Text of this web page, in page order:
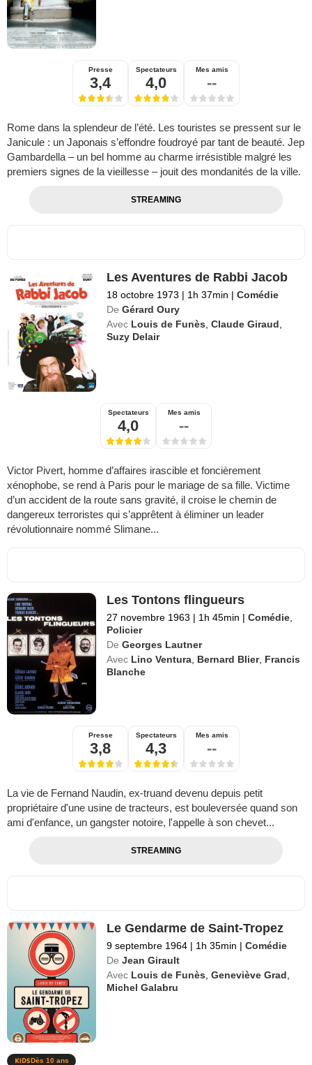
Presse
3,4
Spectateurs
4,0
Mes amis
--
Rome dans la splendeur de l’été. Les touristes se pressent sur le
Janicule : un Japonais s’effondre foudroyé par tant de beauté. Jep
Gambardella – un bel homme au charme irrésistible malgré les
premiers signes de la vieillesse – jouit des mondanités de la ville.
STREAMING
Les Aventures de Rabbi Jacob
18 octobre 1973 | 1h 37min | Comédie
De Gérard Oury
Avec Louis de Funès ,Claude Giraud
Suzy Delair
Spectateurs
4,0
Mes amis
--
Victor Pivert, homme d’affaires irascible et foncièrement
xénophobe, se rend à Paris pour le mariage de sa fille. Victime
d’un accident de la route sans gravité, il croise le chemin de
dangereux terroristes qui s’apprêtent à éliminer un leader
révolutionnaire nommé Slimane...
Les Tontons flingueurs
27 novembre 1963 | 1h 45min | Comédie
Policier
De Georges Lautner
Avec Lino Ventura Bernard Blier, Francis
Blanche
Presse
3,8
Spectateurs
4,3
Mes amis
--
La vie de Fernand Naudin, ex-truand devenu depuis petit
propriétaire d'une usine de tracteurs, est bouleversée quand son
ami d'enfance, un gangster notoire, l'appelle à son chevet...
STREAMING
Le Gendarme de Saint-Tropez
9 septembre 1964 | 1h 35min | Comédie
De Jean Girault
Avec Louis de Funès ,Geneviève Grad
Michel Galabru
Dès 10 ans